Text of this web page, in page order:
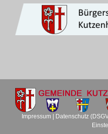
Impressum Datenschutz